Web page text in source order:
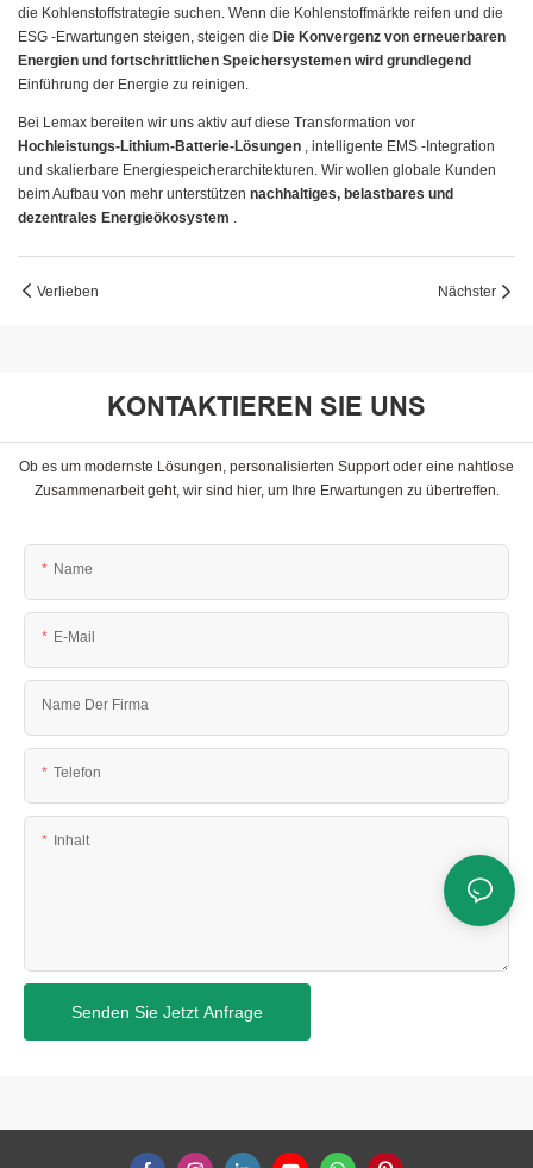
die Kohlenstoffstrategie suchen. Wenn die Kohlenstoffmärkte reifen und die
ESG -Erwartungen steigen, steigen die Die Konvergenz von erneuerbaren
Energien und fortschrittlichen Speichersystemen wird grundlegend
Einführung der Energie zu reinigen.
Bei Lemax bereiten wir uns aktiv auf diese Transformation vor
Hochleistungs-Lithium-Batterie-Lösungen , intelligente EMS -Integration
und skalierbare Energiespeicherarchitekturen. Wir wollen globale Kunden
beim Aufbau von mehr unterstützen nachhaltiges, belastbares und
dezentrales Energieökosystem .
Verlieben Nächster
KONTAKTIEREN SIE UNS
Ob es um modernste Lösungen, personalisierten Support oder eine nahtlose
Zusammenarbeit geht, wir sind hier, um Ihre Erwartungen zu übertreffen.
Name
E-Mail
Name Der Firma
Telefon
Inhalt
Senden Sie Jetzt Anfrage